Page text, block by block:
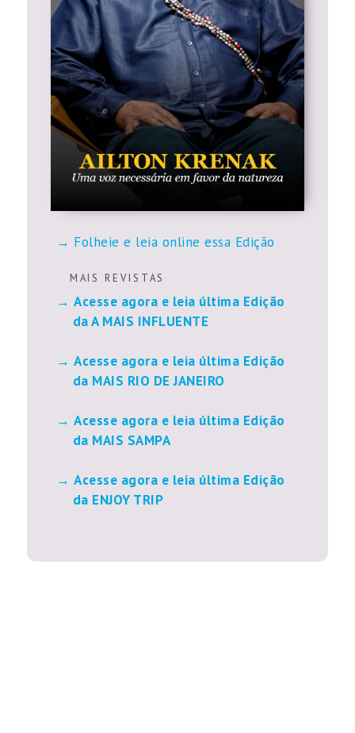
Folheie e leia online essa Edição
M A I S R E V I S T A S
Acesse agora e leia última Edição
da A MAIS INFLUENTE
Acesse agora e leia última Edição
da MAIS RIO DE JANEIRO
Acesse agora e leia última Edição
da MAIS SAMPA
Acesse agora e leia última Edição
da ENJOY TRIP